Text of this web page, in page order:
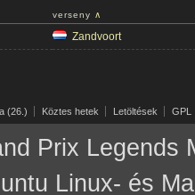
verseny ∧
Zandvoort
(26.) Köztes hetek Letöltések GPL
Prix Legends
Linux- és